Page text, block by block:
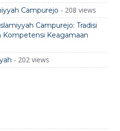
Campurejo - 208 views
Campurejo: Tradisi
Keagamaan
- 202 views